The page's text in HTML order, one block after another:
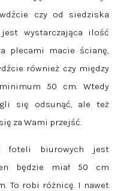
czy od siedziska
wystarczająca ilość
plecami macie ścianę,
również czy między
50 cm. Wtedy
się odsunąć, ale też
za Wami przejść.
foteli biurowych jest
będzie miał 50 cm
To robi różnicę. I nawet